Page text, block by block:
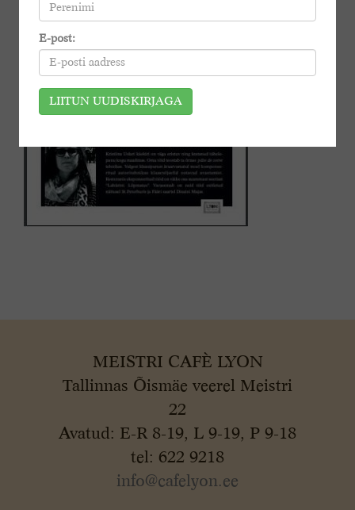
MEISTRI CAFÈ LYON
Tallinnas Õismäe veerel Meistri
22
Avatud: E-R 8-19, L 9-19, P 9-18
tel: 622 9218
info@cafelyon.ee
E-post: